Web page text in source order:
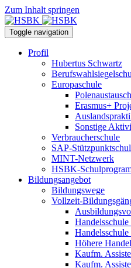
Zum Inhalt springen
Toggle navigation
Profil
Hubertus Schwartz
Europaschule
Erasmus+
Sonstige
Verbraucherschule
SAP-
MINT-Netzwerk
HSBK-
Bildungsangebot
Bildungswege
Vollzeit-
Höhere
Kaufm.
Kaufm.